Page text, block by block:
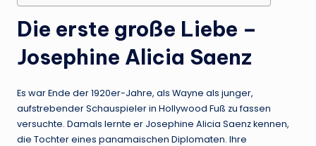
Die erste große Liebe –
Josephine Alicia Saenz
Es war Ende der 1920er-Jahre, als Wayne als junger,
aufstrebender Schauspieler in Hollywood Fuß zu fassen
versuchte. Damals lernte er Josephine Alicia Saenz kennen,
die Tochter eines panamaischen Diplomaten. Ihre